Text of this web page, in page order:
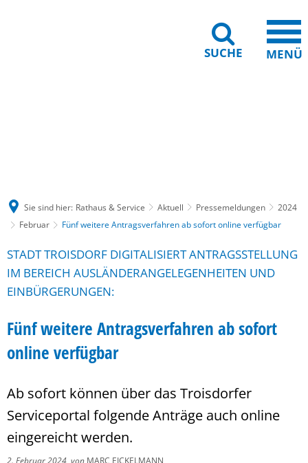
SUCHE MENÜ
Sie sind hier: Rathaus & Service Aktuell Pressemeldungen
2024
Februar
Fünf weitere Antragsverfahren ab sofort online verfügbar
STADT TROISDORF DIGITALISIERT ANTRAGSSTELLUNG
IM BEREICH AUSLÄNDERANGELEGENHEITEN UND
EINBÜRGERUNGEN:
Fünf weitere Antragsverfahren ab sofort
online verfügbar
Ab sofort können über das Troisdorfer
Serviceportal folgende Anträge auch online
eingereicht werden.
2. Februar 2024 von MARC EICKELMANN